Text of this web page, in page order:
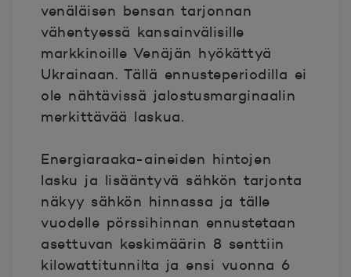
venäläisen bensan tarjonnan
vähentyessä kansainvälisille
markkinoille Venäjän hyökättyä
Ukrainaan. Tällä ennusteperiodilla ei
ole nähtävissä jalostusmarginaalin
merkittävää laskua.
Energiaraaka-aineiden hintojen
lasku ja lisääntyvä sähkön tarjonta
näkyy sähkön hinnassa ja tälle
vuodelle pörssihinnan ennustetaan
asettuvan keskimäärin 8 senttiin
kilowattitunnilta ja ensi vuonna 6